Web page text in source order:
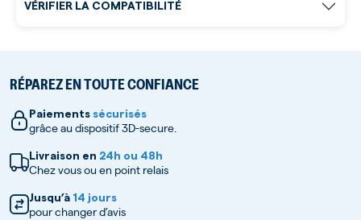
RÉPAREZ EN TOUTE CONFIANCE
Paiements sécurisés
grâce au dispositif 3D-secure.
Livraison en 24h ou 48h
Chez vous ou en point relais
Jusqu’à 14 jours
pour changer d’avis
VÉRIFIER LA COMPATIBILITÉ